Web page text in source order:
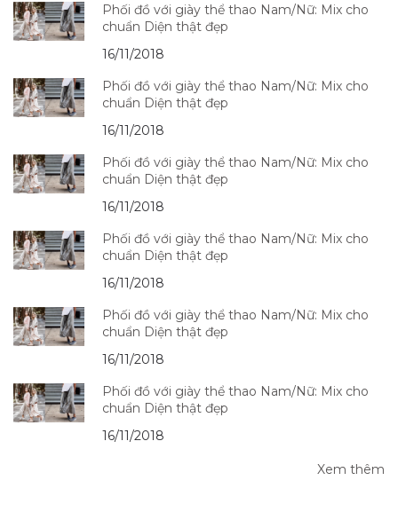
Phối đồ với giày thể thao Nam/Nữ: Mix cho
chuẩn Diện thật đẹp
16/11/2018
Phối đồ với giày thể thao Nam/Nữ: Mix cho
chuẩn Diện thật đẹp
16/11/2018
Phối đồ với giày thể thao Nam/Nữ: Mix cho
chuẩn Diện thật đẹp
16/11/2018
Phối đồ với giày thể thao Nam/Nữ: Mix cho
chuẩn Diện thật đẹp
16/11/2018
Phối đồ với giày thể thao Nam/Nữ: Mix cho
chuẩn Diện thật đẹp
16/11/2018
Phối đồ với giày thể thao Nam/Nữ: Mix cho
chuẩn Diện thật đẹp
16/11/2018
Xem thêm